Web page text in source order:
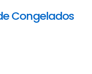
Congelados